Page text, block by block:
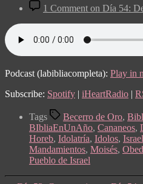
1 Comment on Día 54:
Podcast (labibliacompleta): Play in
Subscribe: Spotify | iHeartRadio |
Tags Becerro de Oro,
BIbliaEnUnAño, Cananeos,
Horeb, Idolatría, Idolos,
Mandamientos, Moisés,
Pueblo de Israel